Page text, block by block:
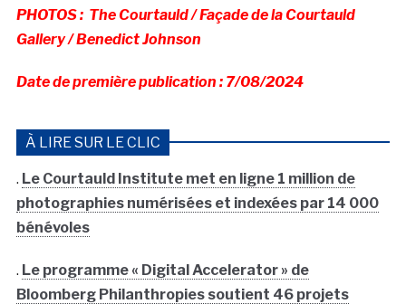
PHOTOS : The Courtauld / Façade de la Courtauld
Gallery / Benedict Johnson
Date de première publication : 7/08/2024
À LIRE SUR LE CLIC
. Le Courtauld Institute met en ligne 1 million de
photographies numérisées et indexées par 14 000
bénévoles
. Le programme « Digital Accelerator » de
Bloomberg Philanthropies soutient 46 projets